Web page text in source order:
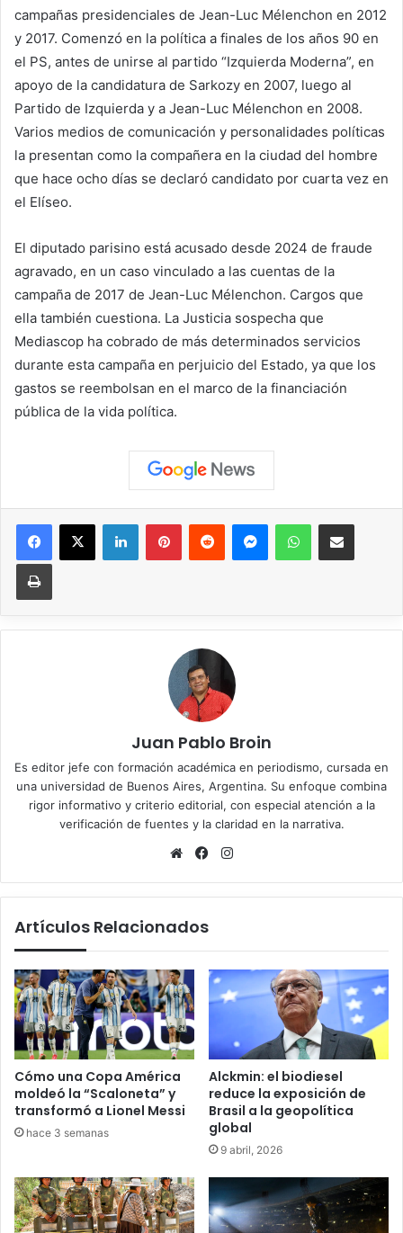
campañas presidenciales de Jean-Luc Mélenchon en 2012
y 2017. Comenzó en la política a finales de los años 90 en
el PS, antes de unirse al partido “Izquierda Moderna”, en
apoyo de la candidatura de Sarkozy en 2007, luego al
Partido de Izquierda y a Jean-Luc Mélenchon en 2008.
Varios medios de comunicación y personalidades políticas
la presentan como la compañera en la ciudad del hombre
que hace ocho días se declaró candidato por cuarta vez en
el Elíseo.
El diputado parisino está acusado desde 2024 de fraude
agravado, en un caso vinculado a las cuentas de la
campaña de 2017 de Jean-Luc Mélenchon. Cargos que
ella también cuestiona. La Justicia sospecha que
Mediascop ha cobrado de más determinados servicios
durante esta campaña en perjuicio del Estado, ya que los
gastos se reembolsan en el marco de la financiación
pública de la vida política.
Facebook
X LinkedInPinterestReddit MessengerWhatsAppCompartir vía correo
Imprimir
Juan Pablo Broin
Es editor jefe con formación académica en periodismo, cursada en
una universidad de Buenos Aires, Argentina. Su enfoque combina
rigor informativo y criterio editorial, con especial atención a la
verificación de fuentes y la claridad en la narrativa.
Sitio
Facebook
Artículos Relacionados
Cómo una Copa América
moldeó la “Scaloneta” y
transformó a Lionel Messi
hace 3 semanas
Alckmin: el biodiesel
reduce la exposición de
Brasil a la geopolítica
global
9 abril, 2026